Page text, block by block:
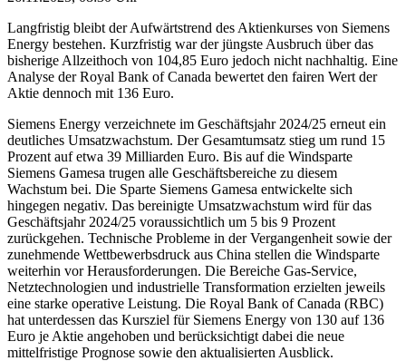
Langfristig bleibt der Aufwärtstrend des Aktienkurses von Siemens
Energy bestehen. Kurzfristig war der jüngste Ausbruch über das
bisherige Allzeithoch von 104,85 Euro jedoch nicht nachhaltig. Eine
Analyse der Royal Bank of Canada bewertet den fairen Wert der
Aktie dennoch mit 136 Euro.
Siemens Energy verzeichnete im Geschäftsjahr 2024/25 erneut ein
deutliches Umsatzwachstum. Der Gesamtumsatz stieg um rund 15
Prozent auf etwa 39 Milliarden Euro. Bis auf die Windsparte
Siemens Gamesa trugen alle Geschäftsbereiche zu diesem
Wachstum bei. Die Sparte Siemens Gamesa entwickelte sich
hingegen negativ. Das bereinigte Umsatzwachstum wird für das
Geschäftsjahr 2024/25 voraussichtlich um 5 bis 9 Prozent
zurückgehen. Technische Probleme in der Vergangenheit sowie der
zunehmende Wettbewerbsdruck aus China stellen die Windsparte
weiterhin vor Herausforderungen. Die Bereiche Gas-Service,
Netztechnologien und industrielle Transformation erzielten jeweils
eine starke operative Leistung. Die Royal Bank of Canada (RBC)
hat unterdessen das Kursziel für Siemens Energy von 130 auf 136
Euro je Aktie angehoben und berücksichtigt dabei die neue
mittelfristige Prognose sowie den aktualisierten Ausblick.